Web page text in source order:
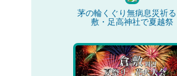
茅の輪くぐり無病息災祈
敷・足高神社で夏越祭